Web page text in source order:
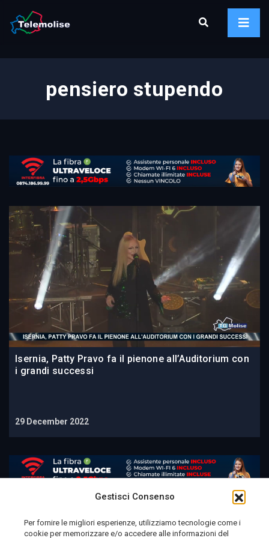
Gestisci Consenso
Per fornire le migliori esperienze, utilizziamo tecnologie come i
cookie per memorizzare e/o accedere alle informazioni del
pensiero stupendo
Isernia, Patty Pravo fa il pienone all’Auditorium con
i grandi successi
29 December 2022